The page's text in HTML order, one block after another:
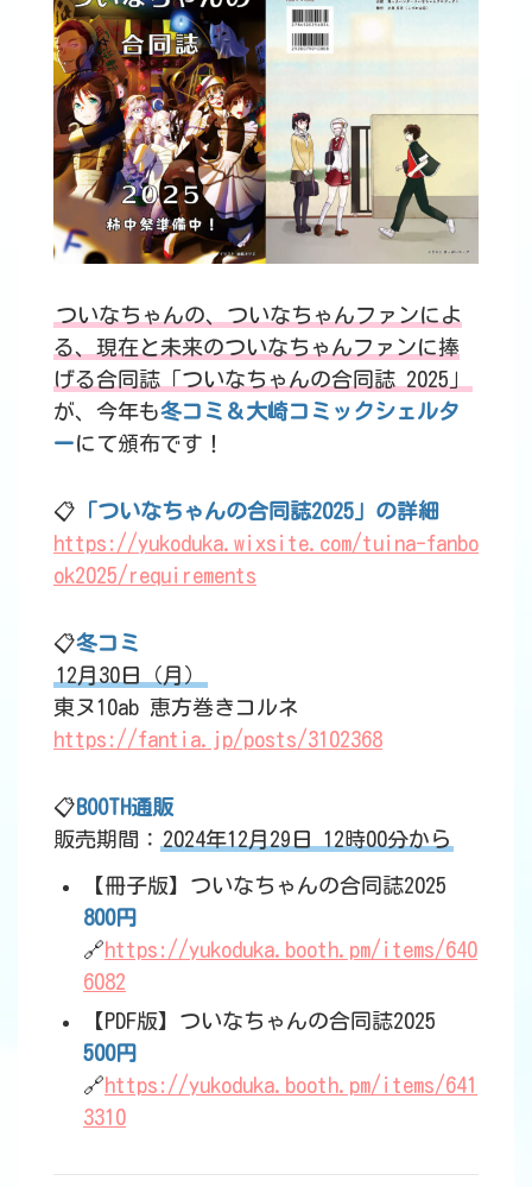
ついなちゃんの、ついなちゃんファンによ
る、現在と未来のついなちゃんファンに捧
げる合同誌「ついなちゃんの合同誌 2025」
が、今年も冬コミ＆大崎コミックシェルタ
ーにて頒布です！
📋 「ついなちゃんの合同誌2025」の詳細
https://yukoduka.wixsite.com/tuina-fanbo
ok2025/requirements
📋冬コミ
12月30日（月）
東ヌ10ab 恵方巻きコルネ
https://fantia.jp/posts/3102368
📋BOOTH通販
販売期間： 2024年12月29日 12時00分から
【冊子版】ついなちゃんの合同誌2025
800円
🔗https://yukoduka.booth.pm/items/640
6082
【PDF版】ついなちゃんの合同誌2025
500円
🔗https://yukoduka.booth.pm/items/641
3310